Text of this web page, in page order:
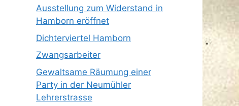
Ausstellung zum Widerstand in
Hamborn eröffnet
Dichterviertel Hamborn
Zwangsarbeiter
Gewaltsame Räumung einer
Party in der Neumühler
Lehrerstrasse